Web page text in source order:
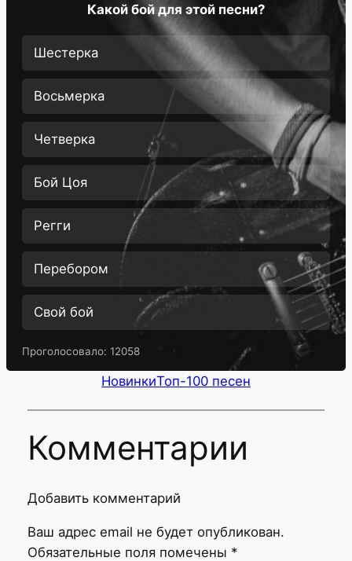
Какой бой для этой песни?
Шестерка
Восьмерка
Четверка
Бой Цоя
Регги
Перебором
Свой бой
Проголосовало: 12058
НовинкиТоп-100 песен
Комментарии
Добавить комментарий
Ваш адрес email не будет опубликован.
Обязательные поля помечены *